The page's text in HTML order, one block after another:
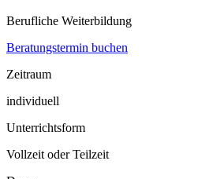
Berufliche Weiterbildung
Beratungstermin buchen
Zeitraum
individuell
Unterrichtsform
Vollzeit oder Teilzeit